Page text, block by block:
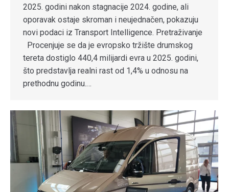
2025. godini nakon stagnacije 2024. godine, ali
oporavak ostaje skroman i neujednačen, pokazuju
novi podaci iz Transport Intelligence. Pretraživanje
Procenjuje se da je evropsko tržište drumskog
tereta dostiglo 440,4 milijardi evra u 2025. godini,
što predstavlja realni rast od 1,4% u odnosu na
prethodnu godinu.…